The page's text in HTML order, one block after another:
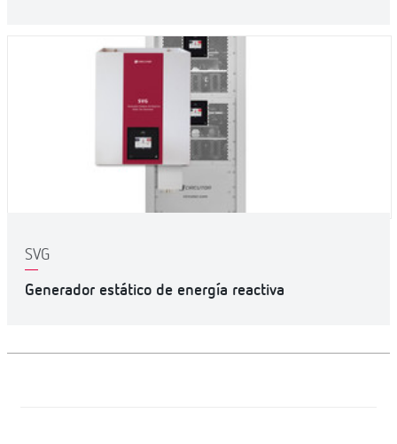
SVG
Generador estático de energía reactiva